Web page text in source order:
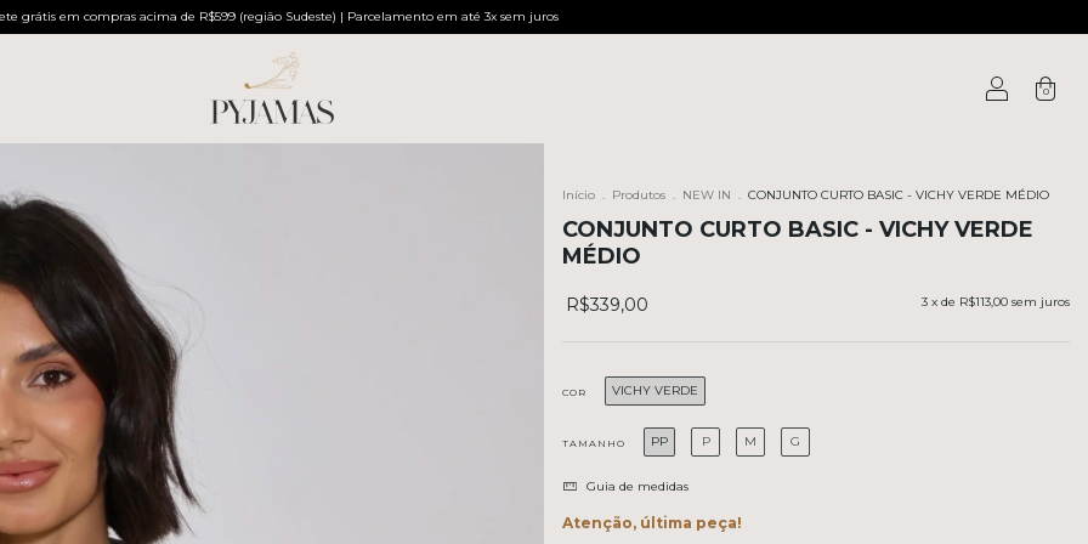
grátis em compras acima de R$599 (região Sudeste) | Parcelamento em até 3x sem juros
0
Início . Produtos . NEW IN . CONJUNTO CURTO BASIC - VICHY VERDE MÉDIO
CONJUNTO CURTO BASIC - VICHY VERDE
MÉDIO
R$339,00 3 x de R$113,00 sem juros
COR VICHY VERDE
TAMANHO PP P M G
Guia de medidas
Atenção, última peça!